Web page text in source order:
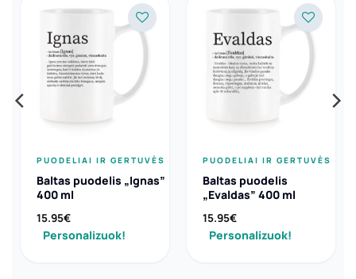
PUODELIAI IR GERTUVĖS
Baltas puodelis „Ignas”
400 ml
15.95€
Personalizuok!
PUODELIAI IR GERTUVĖS
Baltas puodelis
„Evaldas” 400 ml
15.95€
Personalizuok!